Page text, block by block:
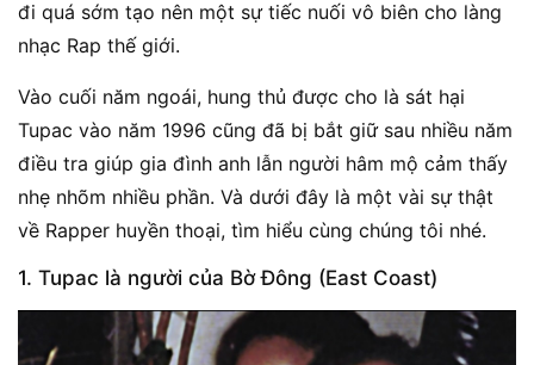
đi quá sớm tạo nên một sự tiếc nuối vô biên cho làng
nhạc Rap thế giới.
Vào cuối năm ngoái, hung thủ được cho là sát hại
Tupac vào năm 1996 cũng đã bị bắt giữ sau nhiều năm
điều tra giúp gia đình anh lẫn người hâm mộ cảm thấy
nhẹ nhõm nhiều phần. Và dưới đây là một vài sự thật
về Rapper huyền thoại, tìm hiểu cùng chúng tôi nhé.
1. Tupac là người của Bờ Đông (East Coast)